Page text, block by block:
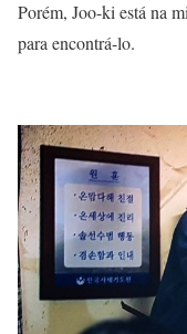
Porém, Joo-ki está na
para encontrá-lo.